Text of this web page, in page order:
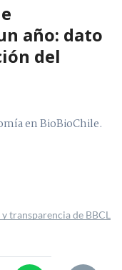
año: dato
del
en BioBioChile.
y transparencia de BBCL